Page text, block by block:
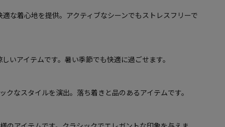
な着心地を提供。アクティブなシーンでもストレスフリーで
いアイテムです。暑い季節でも快適に過ごせます。
クなスタイルを演出。落ち着きと品のあるアイテムです。